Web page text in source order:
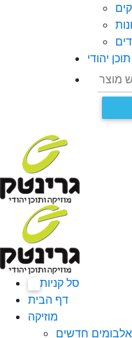
תוכן יהודי
סל קניות
דף הבית
מוזיקה
אלבומים חדשים